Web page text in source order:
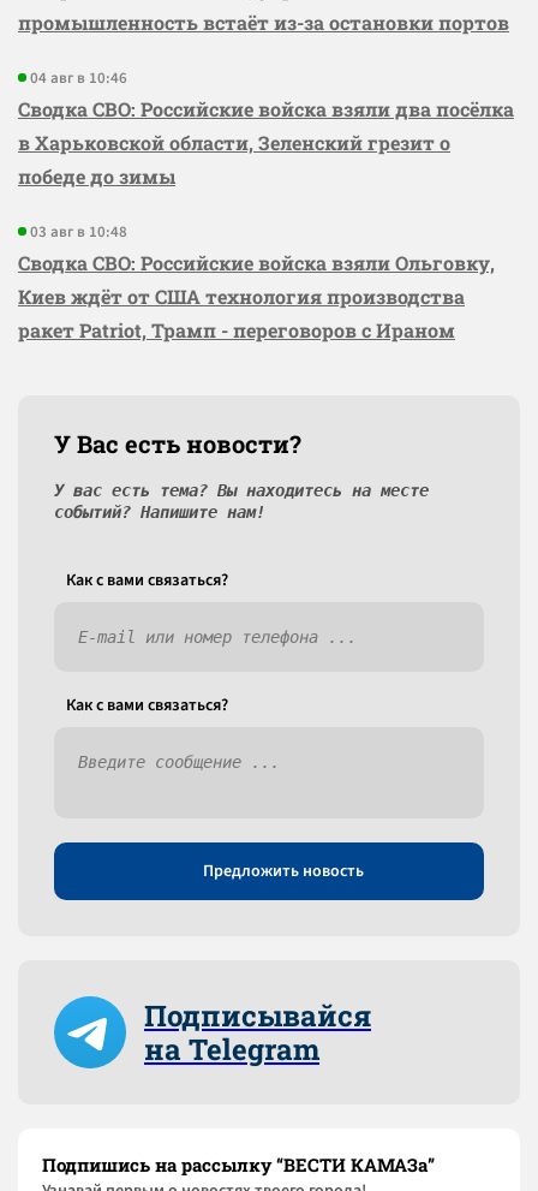
промышленность встаёт из-за остановки портов
04 авг в 10:46
Сводка СВО: Российские войска взяли два посёлка
в Харьковской области, Зеленский грезит о
победе до зимы
03 авг в 10:48
Сводка СВО: Российские войска взяли Ольговку,
Киев ждёт от США технология производства
ракет Patriot, Трамп - переговоров с Ираном
У Вас есть новости?
У вас есть тема? Вы находитесь на месте
событий? Напишите нам!
Как c вами связаться?
Как c вами связаться?
Предложить новость
Подписывайся
на Telegram
Подпишись на рассылку “ВЕСТИ КАМАЗа”